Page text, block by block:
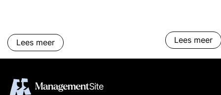
Lees meer Lees meer